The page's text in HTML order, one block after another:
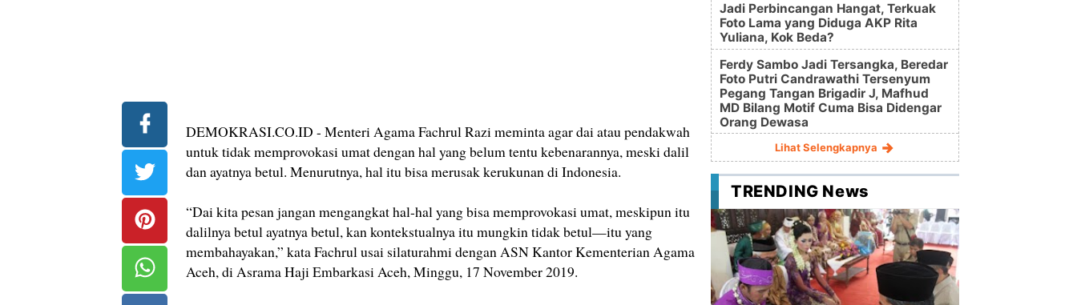
DEMOKRASI.CO.ID - Menteri Agama Fachrul Razi meminta agar dai atau pendakwah
untuk tidak memprovokasi umat dengan hal yang belum tentu kebenarannya, meski dalil
dan ayatnya betul. Menurutnya, hal itu bisa merusak kerukunan di Indonesia.
“Dai kita pesan jangan mengangkat hal-hal yang bisa memprovokasi umat, meskipun itu
dalilnya betul ayatnya betul, kan kontekstualnya itu mungkin tidak betul—itu yang
membahayakan,” kata Fachrul usai silaturahmi dengan ASN Kantor Kementerian Agama
Aceh, di Asrama Haji Embarkasi Aceh, Minggu, 17 November 2019.
Jadi Perbincangan Hangat, Terkuak
Foto Lama yang Diduga AKP Rita
Yuliana, Kok Beda?
Ferdy Sambo Jadi Tersangka, Beredar
Foto Putri Candrawathi Tersenyum
Pegang Tangan Brigadir J, Mafhud
MD Bilang Motif Cuma Bisa Didengar
Orang Dewasa
Lihat Selengkapnya
TRENDING News